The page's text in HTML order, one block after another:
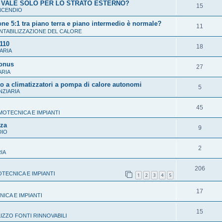
p
o
s
SOLO PER LO STRATO ESTERNO? 15
i
o
5:1 tra piano terra e piano intermedio è normale?
DEL CALORE
11
i
o
18
i
o
27
i
o
a climatizzatori a pompa di calore autonomi 5R
i
p
o
s
E IMPIANTI
45
i
o
s
9R
i
p
s
t
2R
i
s
E IMPIANTI 1 2 3 4 5
206R
i
E IMPIANTI
17
i
FONTI RINNOVABILI
15